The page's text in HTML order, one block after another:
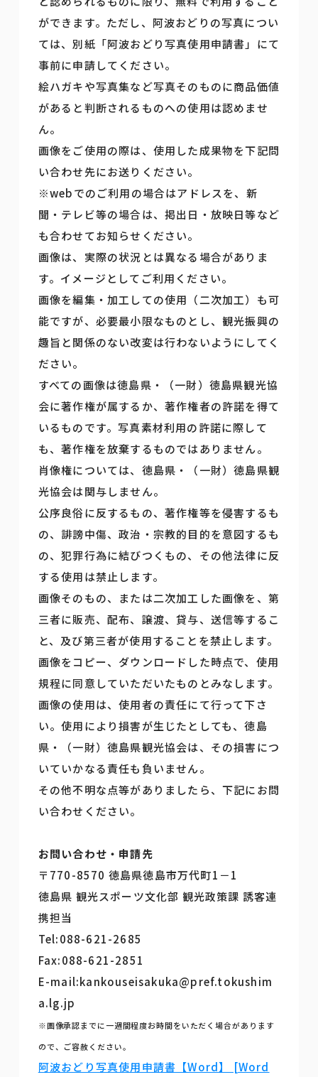
ができます。ただし、阿波おどりの写真につい
ては、別紙「阿波おどり写真使用申請書」にて
事前に申請してください。
絵ハガキや写真集など写真そのものに商品価値
があると判断されるものへの使用は認めませ
ん。
画像をご使用の際は、使用した成果物を下記問
い合わせ先にお送りください。
※webでのご利用の場合はアドレスを、新
聞・テレビ等の場合は、掲出日・放映日等など
も合わせてお知らせください。
画像は、実際の状況とは異なる場合がありま
す。イメージとしてご利用ください。
画像を編集・加工しての使用（二次加工）も可
能ですが、必要最小限なものとし、観光振興の
趣旨と関係のない改変は行わないようにしてく
ださい。
すべての画像は徳島県・（一財）徳島県観光協
会に著作権が属するか、著作権者の許諾を得て
いるものです。写真素材利用の許諾に際して
も、著作権を放棄するものではありません。
肖像権については、徳島県・（一財）徳島県観
光協会は関与しません。
公序良俗に反するもの、著作権等を侵害するも
の、誹謗中傷、政治・宗教的目的を意図するも
の、犯罪行為に結びつくもの、その他法律に反
する使用は禁止します。
画像そのもの、または二次加工した画像を、第
三者に販売、配布、譲渡、貸与、送信等するこ
と、及び第三者が使用することを禁止します。
画像をコピー、ダウンロードした時点で、使用
規程に同意していただいたものとみなします。
画像の使用は、使用者の責任にて行って下さ
い。使用により損害が生じたとしても、徳島
県・（一財）徳島県観光協会は、その損害につ
いていかなる責任も負いません。
その他不明な点等がありましたら、下記にお問
い合わせください。
お問い合わせ・申請先
〒770-8570 徳島県徳島市万代町1－1
徳島県 観光スポーツ文化部 観光政策課 誘客連
携担当
Tel:088-621-2685
Fax:088-621-2851
E-mail:kankouseisakuka@pref.tokushim
a.lg.jp
※画像承認までに一週間程度お時間をいただく場合があります
ので、ご容赦ください。
阿波おどり写真使用申請書【Word】 [Word